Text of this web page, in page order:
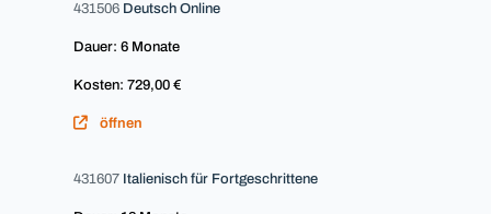
431506 Deutsch Online
Dauer: 6 Monate
Kosten: 729,00 €
öffnen
431607 Italienisch für Fortgeschrittene